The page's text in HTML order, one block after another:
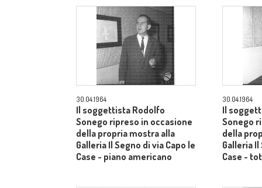
30.04.1964
Il soggettista Rodolfo
Sonego ripreso in occasione
della propria mostra alla
Galleria Il Segno di via Capo le
Case - piano americano
30.04.1964
Il
Sonego
della
Galleria
Case -